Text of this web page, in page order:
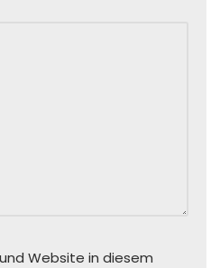
Website in diesem